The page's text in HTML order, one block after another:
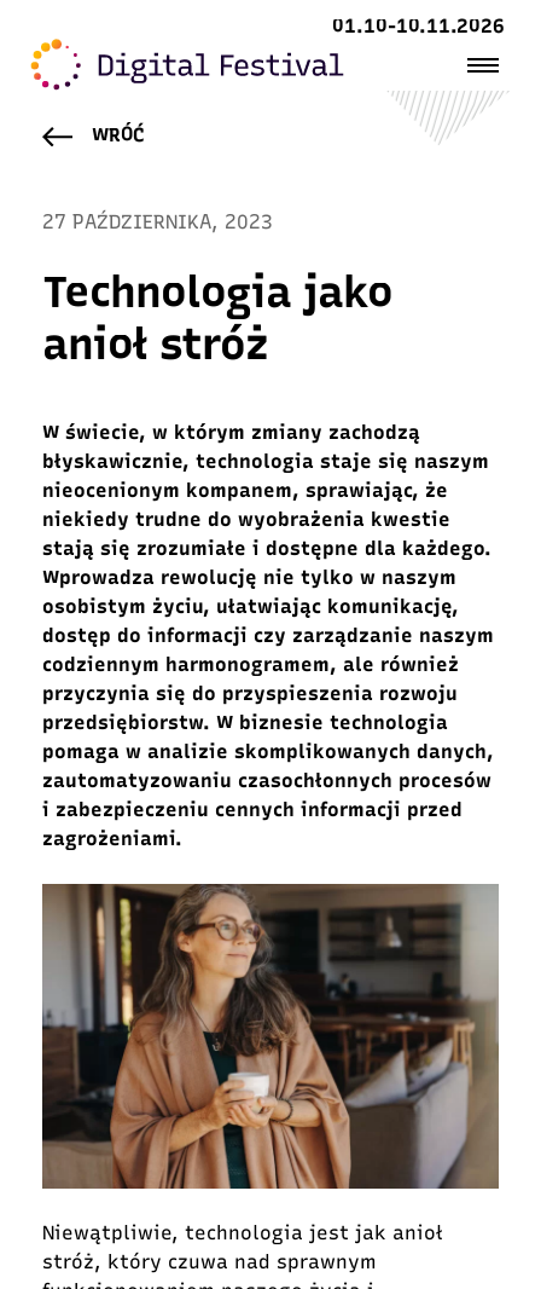
01.10-10.11.2026
WRÓĆ
27 PAŹDZIERNIKA, 2023
Technologia jako
anioł stróż
W świecie, w którym zmiany zachodzą
błyskawicznie, technologia staje się naszym
nieocenionym kompanem, sprawiając, że
niekiedy trudne do wyobrażenia kwestie
stają się zrozumiałe i dostępne dla każdego.
Wprowadza rewolucję nie tylko w naszym
osobistym życiu, ułatwiając komunikację,
dostęp do informacji czy zarządzanie naszym
codziennym harmonogramem, ale również
przyczynia się do przyspieszenia rozwoju
przedsiębiorstw. W biznesie technologia
pomaga w analizie skomplikowanych danych,
zautomatyzowaniu czasochłonnych procesów
i zabezpieczeniu cennych informacji przed
zagrożeniami.
Niewątpliwie, technologia jest jak anioł
stróż, który czuwa nad sprawnym